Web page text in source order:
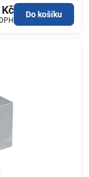
Do košíku